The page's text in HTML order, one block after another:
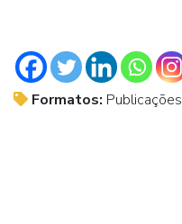
Formatos: Publicações